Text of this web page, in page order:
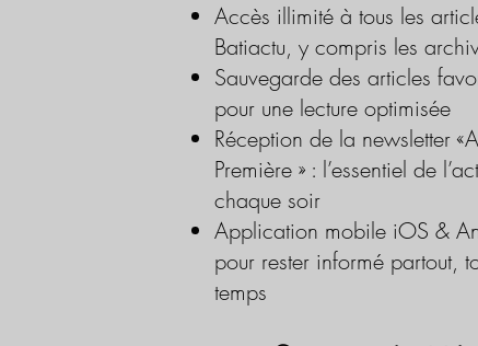
Accès illimité à tous les
Batiactu, y compris les
Sauvegarde des articles
pour une lecture optimisée
Réception de la newsletter
Première » : l’essentiel de
chaque soir
Application mobile iOS &
pour rester informé partout,
temps